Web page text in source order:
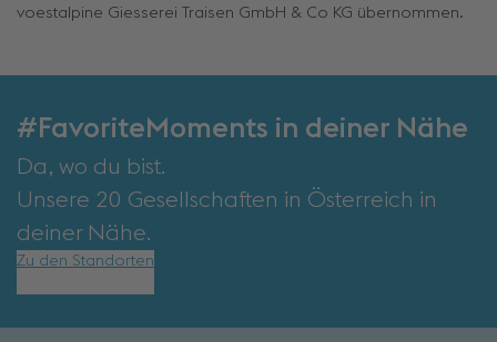
voestalpine Giesserei Traisen GmbH & Co KG übernommen.
#FavoriteMoments in deiner Nähe
Da, wo du bist.
Unsere 20 Gesellschaften in Österreich in
deiner Nähe.
Zu den Standorten